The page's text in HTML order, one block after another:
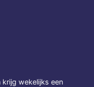
wekelijks een